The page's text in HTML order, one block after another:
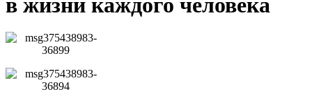
в жизни каждого человека